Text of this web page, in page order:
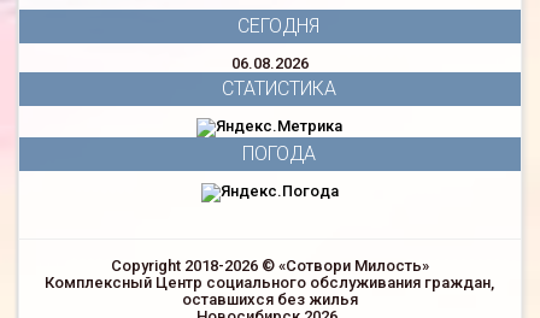
СЕГОДНЯ
06.08.2026
СТАТИСТИКА
ПОГОДА
Copyright 2018-2026 © «Сотвори Милость»
Комплексный Центр социального обслуживания граждан,
оставшихся без жилья